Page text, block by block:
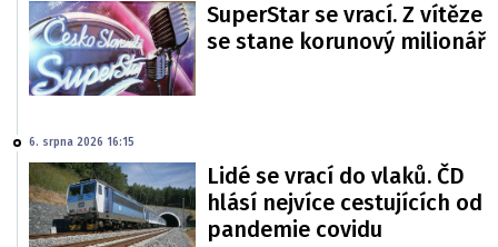
SuperStar se vrací. Z vítěze
se stane korunový milionář
6. srpna 2026 16:15
Lidé se vrací do vlaků. ČD
hlásí nejvíce cestujících od
pandemie covidu